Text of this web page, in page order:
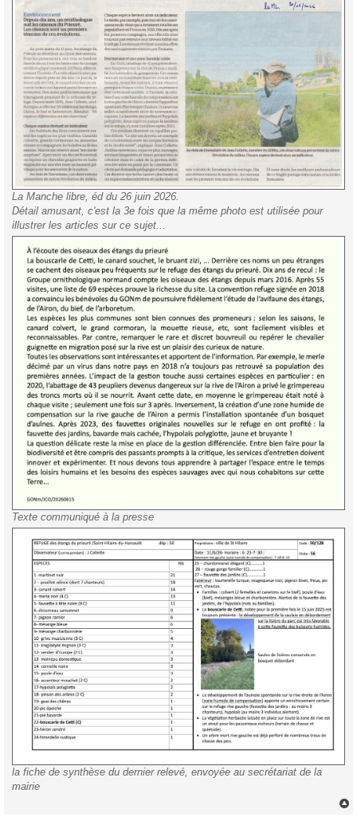
La Manche libre, éd du 26 juin 2026.
Détail amusant, c'est la 3e fois que la même photo est utilisée pour
illustrer les articles sur ce sujet...
Texte communiqué à la presse
la fiche de synthèse du dernier relevé, envoyée au secrétariat de la
mairie